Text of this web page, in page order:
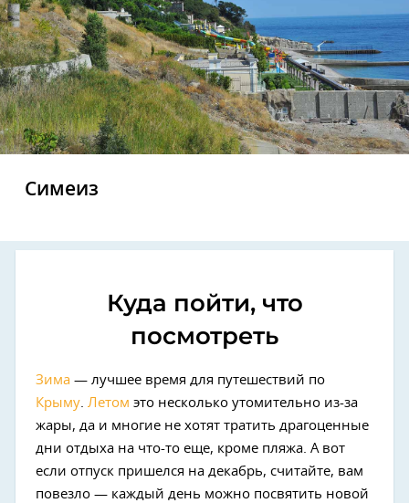
Симеиз
Куда пойти, что
посмотреть
Зима — лучшее время для путешествий по
Крыму. Летом это несколько утомительно из-за
жары, да и многие не хотят тратить драгоценные
дни отдыха на что-то еще, кроме пляжа. А вот
если отпуск пришелся на декабрь, считайте, вам
повезло — каждый день можно посвятить новой